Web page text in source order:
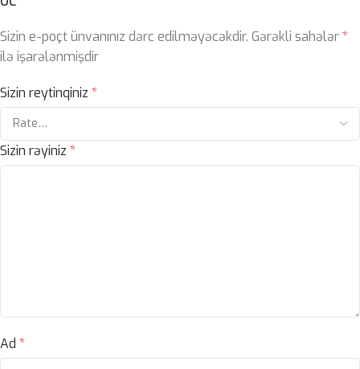
Sizin e-poçt ünvanınız dərc edilməyəcəkdir. Gərəkli sahələr*
ilə işarələnmişdir
Sizin reytinqiniz *
Sizin rəyiniz *
Ad *